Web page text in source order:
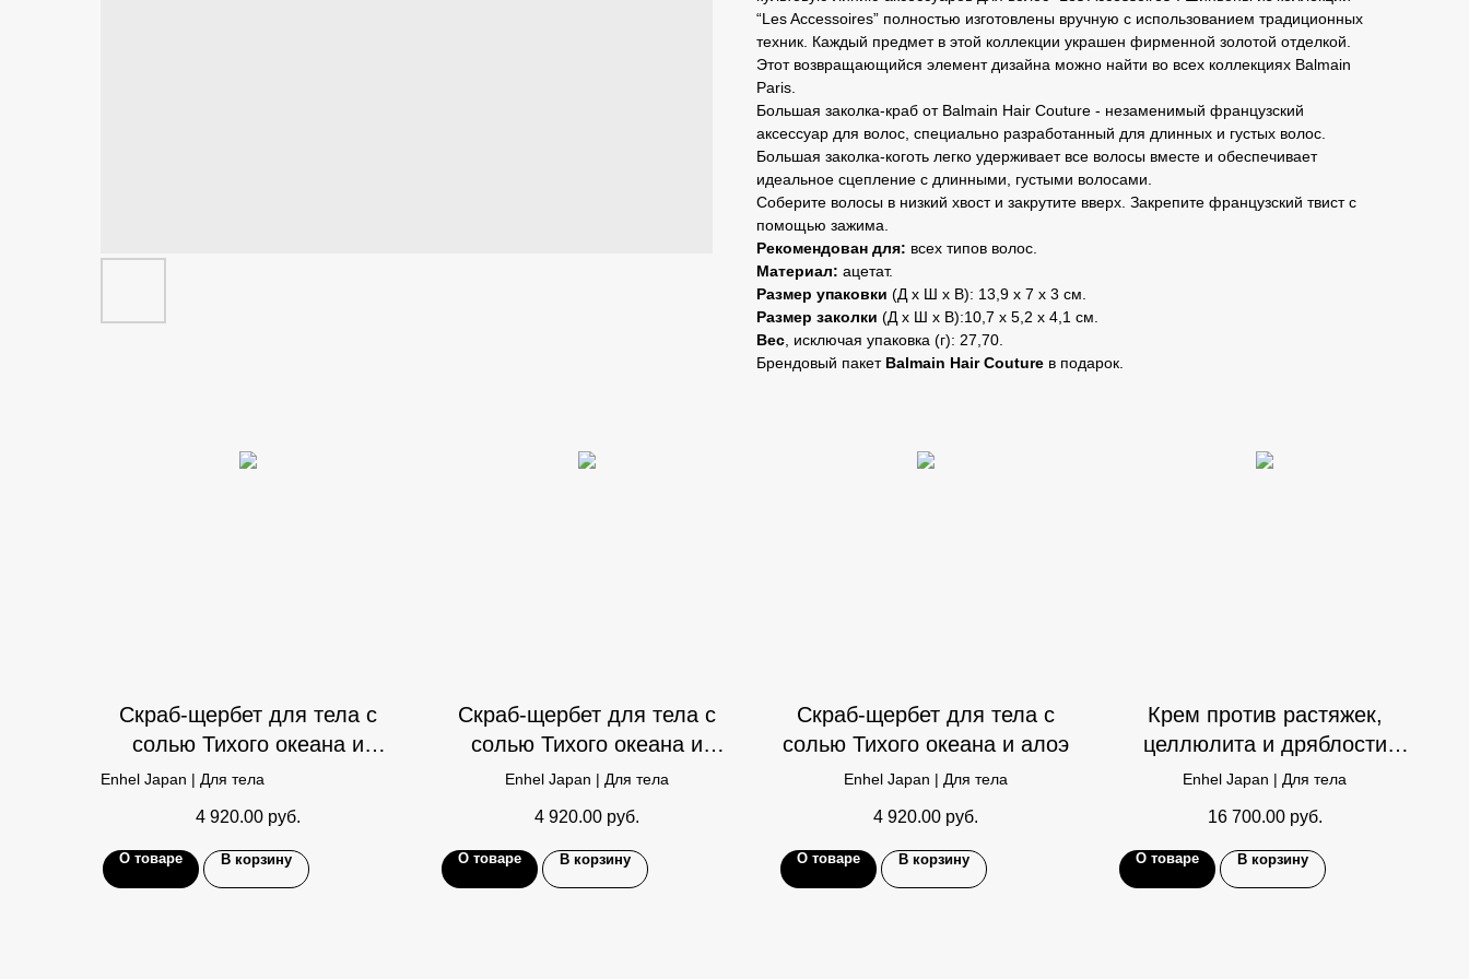
“Les Accessoires” полностью изготовлены вручную с использованием традиционных
техник. Каждый предмет в этой коллекции украшен фирменной золотой отделкой.
Этот возвращающийся элемент дизайна можно найти во всех коллекциях Balmain
Paris.
Большая заколка-краб от Balmain Hair Couture - незаменимый французский
аксессуар для волос, специально разработанный для длинных и густых волос.
Большая заколка-коготь легко удерживает все волосы вместе и обеспечивает
идеальное сцепление с длинными, густыми волосами.
Соберите волосы в низкий хвост и закрутите вверх. Закрепите французский твист с
помощью зажима.
Рекомендован для: всех типов волос.
Материал: ацетат.
Размер упаковки (Д х Ш х В): 13,9 x 7 x 3 см.
Размер заколки (Д х Ш х В):10,7 x 5,2 x 4,1 см.
Вес, исключая упаковка (г): 27,70.
Брендовый пакет Balmain Hair Couture в подарок.
Скраб-щербет для тела с
солью Тихого океана и
черникой
Enhel Japan | Для тела
4 920.00 руб.
О товаре В корзину
Скраб-щербет для тела с
солью Тихого океана и
грейпфрутом
Enhel Japan | Для тела
4 920.00 руб.
О товаре В корзину
Скраб-щербет для тела с
солью Тихого океана и алоэ
Enhel Japan | Для тела
4 920.00 руб.
О товаре В корзину
Крем против растяжек,
целлюлита и дряблости
кожи: Мама крем для тела с
Enhel Japan | Для тела
16 700.00 руб.
О товаре В корзину